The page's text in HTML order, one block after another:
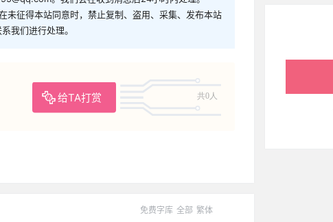
未征得本站同意时，禁止复制、盗用、采集、发布本站
我们进行处理。
给TA打赏 共0人
免费字库 全部 繁体